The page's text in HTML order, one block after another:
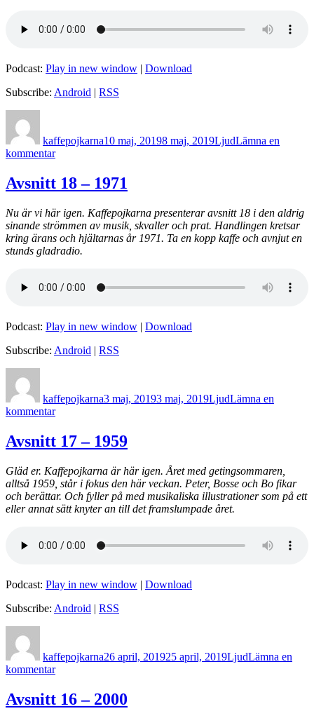
Podcast: Play in new window | Download
Subscribe: Android | RSS
kaffepojkarna10 maj, 20198 maj, 2019LjudLämna en
kommentartill
19
–
Avsnitt 18 – 1971
Nu är vi här igen. Kaffepojkarna presenterar avsnitt 18 i den aldrig
sinande strömmen av musik, skvaller och prat. Handlingen kretsar
kring ärans och hjältarnas år 1971. Ta en kopp kaffe och avnjut en
stunds gladradio.
Podcast: Play in new window | Download
Subscribe: Android | RSS
kaffepojkarna3 maj, 20193 maj, 2019LjudLämna en
kommentartill
18
–
Avsnitt 17 – 1959
Gläd er. Kaffepojkarna är här igen. Året med getingsommaren,
alltså 1959, står i fokus den här veckan. Peter, Bosse och Bo fikar
och berättar. Och fyller på med musikaliska illustrationer som på ett
eller annat sätt knyter an till det framslumpade året.
Podcast: Play in new window | Download
Subscribe: Android | RSS
kaffepojkarna26 april, 201925 april, 2019LjudLämna en
kommentartill
17
–
Avsnitt 16 – 2000